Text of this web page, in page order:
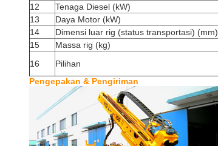
12
Tenaga Diesel (kW)
13
Daya Motor (kW)
14
Dimensi luar rig (status transportasi) (mm)
15
Massa rig (kg)
16
Pilihan
Pengepakan & Pengiriman